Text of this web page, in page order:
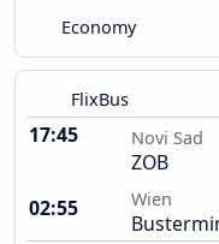
Economy
FlixBus
17:45 Novi Sad
ZOB
02:55
Wien